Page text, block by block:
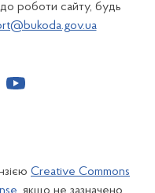
роботи сайту, будь
Creative Commons